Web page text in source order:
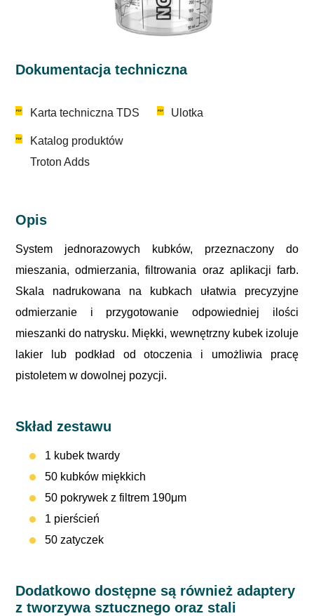
Dokumentacja techniczna
Karta techniczna TDS Ulotka
Katalog produktów
Troton Adds
Opis
System jednorazowych kubków, przeznaczony do
mieszania, odmierzania, filtrowania oraz aplikacji farb.
Skala nadrukowana na kubkach ułatwia precyzyjne
odmierzanie i przygotowanie odpowiedniej ilości
mieszanki do natrysku. Miękki, wewnętrzny kubek izoluje
lakier lub podkład od otoczenia i umożliwia pracę
pistoletem w dowolnej pozycji.
Skład zestawu
1 kubek twardy
50 kubków miękkich
50 pokrywek z filtrem 190μm
1 pierścień
50 zatyczek
Dodatkowo dostępne są również adaptery
z tworzywa sztucznego oraz stali